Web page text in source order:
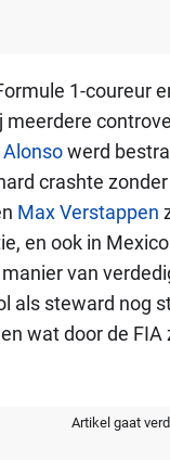
1-coureur
werd
crashte
Max Verstappen
en ook in
van
als steward nog
wat door de
Artikel gaat